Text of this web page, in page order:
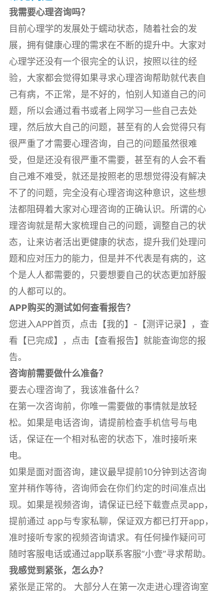
我需要心理咨询吗？
目前心理学的发展处于蠕动状态，随着社会的发
展，拥有健康心理的需求在不断的提升中。大家对
心理学还没有一个很完全的认识，按照以往的经
验，大家都会觉得如果寻求心理咨询帮助就代表自
己有病，不正常，是不好的，怕别人知道自己的问
题，所以会通过看书或者上网学习一些自己去处
理，然后放大自己的问题，甚至有的人会觉得只有
很严重了才需要心理咨询，自己的问题虽然很难
受，但是还没有很严重不需要，甚至有的人会不看
自己难不难受，就还是按照老的思想觉得没有解决
不了的问题，完全没有心理咨询这种意识，这些想
法都阻碍着大家对心理咨询的正确认识。所谓的心
理咨询就是帮大家梳理自己的问题，调整自己的状
态，让来访者活出更健康的状态，提升我们处理问
题和应对压力的能力，但是并不代表是有病的，这
个是人人都需要的，只要想要自己的状态更加舒服
的人都可以的。
APP购买的测试如何查看报告？
您进入APP首页，点击【我的】-【测评记录】，查
看【已完成】，点击【查看报告】就能查询您的报
告。
咨询前需要做什么准备？
要去心理咨询了，我该准备什么？
在第一次咨询前，你唯一需要做的事情就是放轻
松。如果是电话咨询，请提前检查手机信号与电
话，保证在一个相对私密的状态下，准时接听来
电。
如果是面对面咨询，建议最早提前10分钟到达咨询
室并稍作等待，咨询师会在你们约定的时间准点出
现。如果是视频咨询，请保证已经下载壹点灵app，
提前通过 app与专家私聊，保证双方都已打开app，
准时接听专家的视频咨询请求。有任何操作疑问可
随时客服电话或通过app联系客服“小壹”寻求帮助。
我感觉到紧张，怎么办？
紧张是正常的。 大部分人在第一次走进心理咨询室